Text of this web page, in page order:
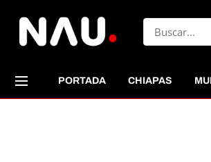
PORTADA CHIAPAS